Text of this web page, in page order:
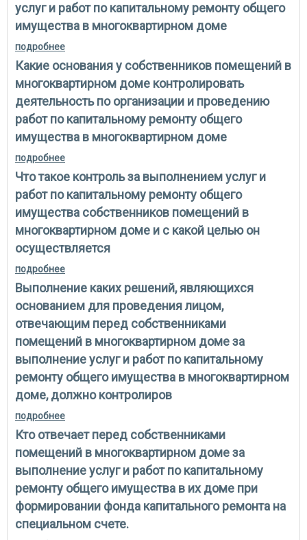
услуг и работ по капитальному ремонту общего
имущества в многоквартирном доме
подробнее
многоквартирном доме могут участвовать в
контроле за деятельностью по выполнению услуг и
работ по капитальному ремонту общего имущества
в многоквартирном доме
Какие основания у собственников помещений в
многоквартирном доме контролировать
деятельность по организации и проведению
работ по капитальному ремонту общего
имущества в многоквартирном доме
подробнее
деятельность по организации и проведению работ
по капитальному ремонту общего имущества в
многоквартирном доме
Что такое контроль за выполнением услуг и
работ по капитальному ремонту общего
имущества собственников помещений в
многоквартирном доме и с какой целью он
осуществляется
подробнее
собственников помещений в многоквартирном доме
и с какой целью он осуществляется
Выполнение каких решений, являющихся
основанием для проведения лицом,
отвечающим перед собственниками
помещений в многоквартирном доме за
выполнение услуг и работ по капитальному
ремонту общего имущества в многоквартирном
доме, должно контролиров
подробнее
основанием для проведения лицом, отвечающим
перед собственниками помещений в
многоквартирном доме за выполнение услуг и работ
по капитальному ремонту общего имущества в
многоквартирном доме, должно контролиров
Кто отвечает перед собственниками
помещений в многоквартирном доме за
выполнение услуг и работ по капитальному
ремонту общего имущества в их доме при
формировании фонда капитального ремонта на
специальном счете.